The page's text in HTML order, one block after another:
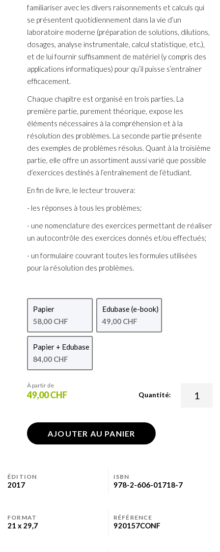
familiariser avec les divers raisonnements et calculs qui
se présentent quotidiennement dans la vie d’un
laboratoire moderne (préparation de solutions, dilutions,
dosages, analyse instrumentale, calcul statistique, etc.),
et de lui fournir suffisamment de matériel (y compris des
applications informatiques) pour qu’il puisse s’entraîner
efficacement.
Chaque chapitre est organisé en trois parties. La
première partie, purement théorique, expose les
éléments nécessaires à la compréhension et à la
résolution des problèmes. La seconde partie présente
des exemples de problèmes résolus. Quant à la troisième
partie, elle offre un assortiment aussi varié que possible
d’exercices destinés à l’entraînement de l’étudiant.
En fin de livre, le lecteur trouvera:
- les réponses à tous les problèmes;
- une nomenclature des exercices permettant de réaliser
un autocontrôle des exercices donnés et/ou effectués;
- un formulaire couvrant toutes les formules utilisées
pour la résolution des problèmes.
Papier
58,00 CHF
Edubase (e-book)
49,00 CHF
Papier + Edubase
84,00 CHF
Quantité:
À partir de
49,00 CHF
AJOUTER AU PANIER
ÉDITION
2017
ISBN
978-2-606-01718-7
FORMAT
21 x 29,7
RÉFÉRENCE
920157CONF